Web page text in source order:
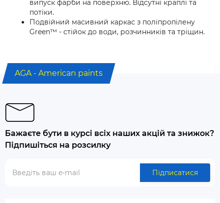
випуск фарби на поверхню. Відсутні краплі та
потіки.
Подвійний масивний каркас з поліпропілену
Green™ - стійок до води, розчинників та тріщин.
AGA - American paints
Бажаєте бути в курсі всіх наших акцій та знижок?
Підпишіться на розсилку
Підписатися